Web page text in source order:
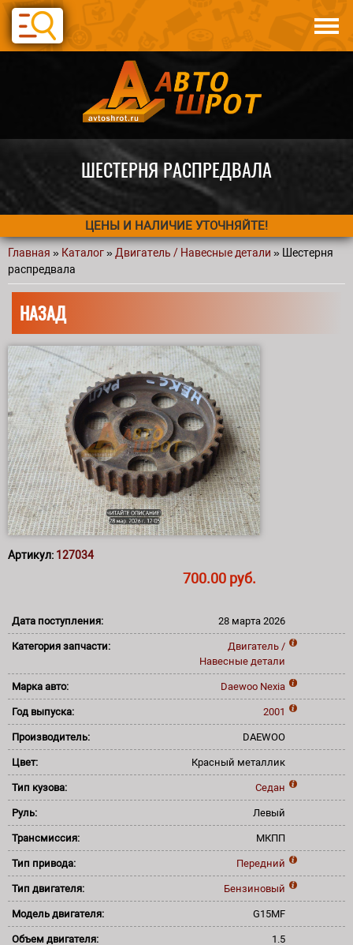
Перейти к основному содержанию
Авто по запчастям
Статьи
ШЕСТЕРНЯ РАСПРЕДВАЛА
ЦЕНЫ И НАЛИЧИЕ УТОЧНЯЙТЕ!
Вы здесь
Главная » Каталог» Двигатель / Навесные детали » Шестерня
распредвала
НАЗАД
Артикул: 127034
700.00 руб.
Дата поступления: 28 марта 2026
Категория запчасти:
Двигатель /
Навесные детали
Марка авто: Daewoo Nexia
Год выпуска: 2001
Производитель: DAEWOO
Цвет: Красный металлик
Тип кузова: Седан
Руль: Левый
Трансмиссия: МКПП
Тип привода: Передний
Тип двигателя: Бензиновый
Модель двигателя: G15MF
Объем двигателя: 1.5